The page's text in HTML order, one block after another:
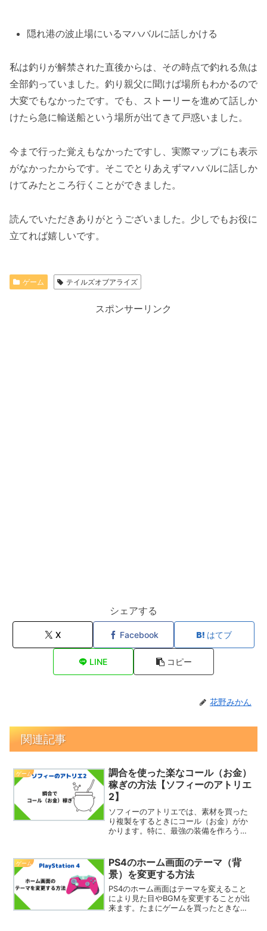
隠れ港の波止場にいるマハバルに話しかける
私は釣りが解禁された直後からは、その時点で釣れる魚は
全部釣っていました。釣り親父に聞けば場所もわかるので
大変でもなかったです。でも、ストーリーを進めて話しか
けたら急に輸送船という場所が出てきて戸惑いました。
今まで行った覚えもなかったですし、実際マップにも表示
がなかったからです。そこでとりあえずマハバルに話しか
けてみたところ行くことができました。
読んでいただきありがとうございました。少しでもお役に
立てれば嬉しいです。
ゲーム テイルズオブアライズ
スポンサーリンク
シェアする
X Facebook はてブ
LINE コピー
花野みかん
関連記事
ゲーム
調合を使った楽なコール（お金）
稼ぎの方法【ソフィーのアトリエ
2】
ソフィーのアトリエでは、素材を買った
り複製をするときにコール（お金）がか
かります。特に、最強の装備を作ろうと
複製しようとすると高額になる）依頼を
することでもお金を稼ぐこ...
ゲーム
PS4のホーム画面のテーマ（背
景）を変更する方法
PS4のホーム画面はテーマを変えること
により見た目やBGMを変更することが出
来ます。たまにゲームを買ったときなど